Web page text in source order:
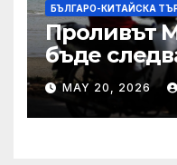
БЪЛГАРО-КИТАЙСКА
Проливът
бъде
Азия не
MAY 20, 2026